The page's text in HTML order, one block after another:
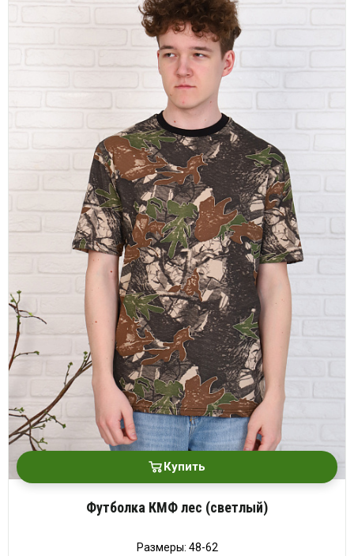
Купить
Футболка КМФ лес (светлый)
Размеры: 48-62